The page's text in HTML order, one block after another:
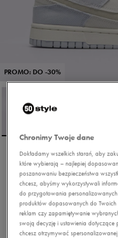
PROMO: DO -30%
NIKE W DUNK LOW
0.0 (0 )
379,99zł -5%(najniższa cena z 30
360,99złz Vat
Chronimy Twoje dane
Dokładamy wszelkich starań, aby
które wybierają – najlepiej
poszanowaniu bezpieczeństwa
chcesz, abyśmy wykorzystywali
do przygotowania
produktów dopasowanych do
reklam czy zapamiętywanie
swoją decyzję i ustawienia dotyczące
chcesz otrzymywać